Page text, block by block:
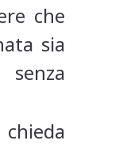
che
sia